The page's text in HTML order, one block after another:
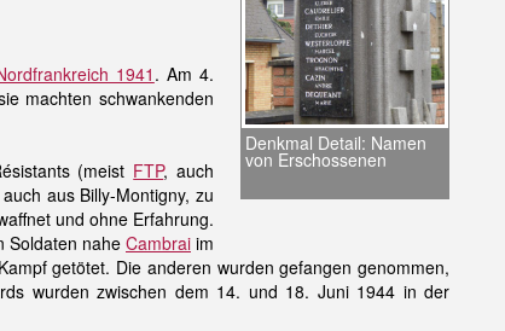
Denkmal Detail: Namen
von Erschossenen
1941 . Am 4.
machten schwankenden
(meist FTP, auch
aus Billy-Montigny, zu
und ohne Erfahrung.
Soldaten nahe Cambrai im
getötet. Die anderen wurden gefangen genommen,
wurden zwischen dem 14. und 18. Juni 1944 in der